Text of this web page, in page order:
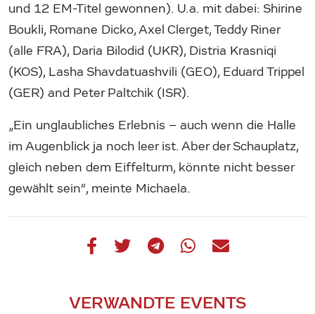
und 12 EM-Titel gewonnen). U.a. mit dabei: Shirine
Boukli, Romane Dicko, Axel Clerget, Teddy Riner
(alle FRA), Daria Bilodid (UKR), Distria Krasniqi
(KOS), Lasha Shavdatuashvili (GEO), Eduard Trippel
(GER) and Peter Paltchik (ISR).
„Ein unglaubliches Erlebnis – auch wenn die Halle
im Augenblick ja noch leer ist. Aber der Schauplatz,
gleich neben dem Eiffelturm, könnte nicht besser
gewählt sein“, meinte Michaela.
VERWANDTE EVENTS